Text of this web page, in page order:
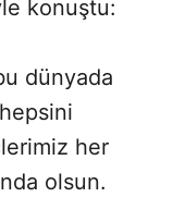
konuştu:
dünyada
her
olsun.